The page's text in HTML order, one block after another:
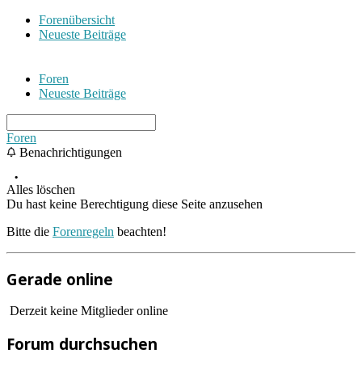
Forenübersicht
Neueste Beiträge
Foren
Neueste Beiträge
Foren
Benachrichtigungen
Alles löschen
Du hast keine Berechtigung diese Seite anzusehen
Bitte die Forenregeln beachten!
Gerade online
Derzeit keine Mitglieder online
Forum durchsuchen